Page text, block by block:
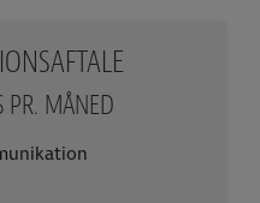
MÅNED